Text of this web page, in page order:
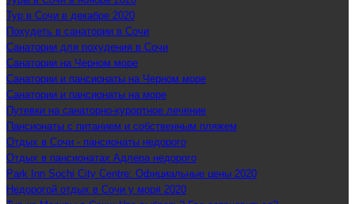
Тур в Сочи в декабре 2020
Похудеть в санатории в Сочи
Санатории для похудения в Сочи
Санатории на Черном море
Санатории и пансионаты на Черном море
Санатории и пансионаты на море
Путевки на санаторно-курортное лечение
Пансионаты с питанием и собственным пляжем
Отдых в Сочи - пансионаты недорого
Отдых в пансионатах Адлера недорого
Park Inn Sochi City Centre: Официальные цены 2020
Недорогой отдых в Сочи у моря 2020